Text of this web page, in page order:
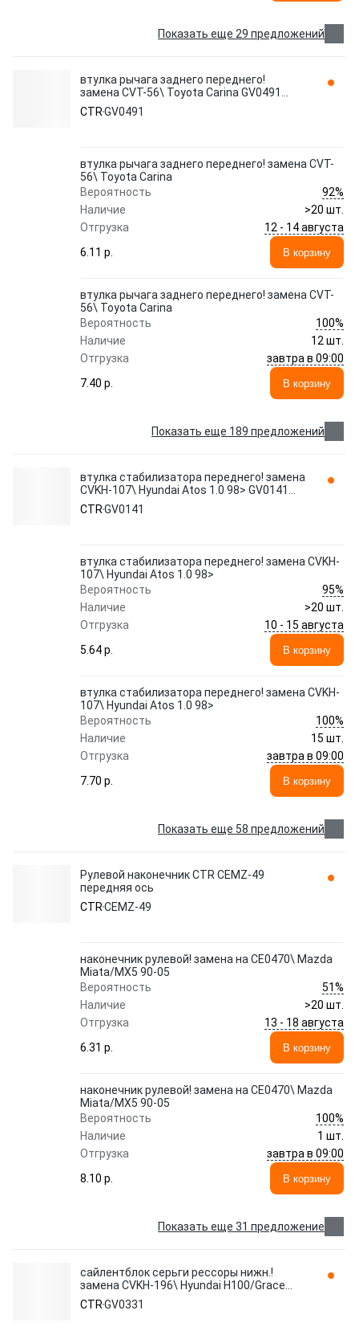
Показать еще 29 предложений
втулка рычага заднего переднего!
замена CVT-56\ Toyota Carina GV0491
CTR
CTRGV0491
втулка рычага заднего переднего! замена CVT-
56\ Toyota Carina
Вероятность
92%
Наличие
>20 шт.
Отгрузка
12 - 14 августа
6.11 p.
В корзину
втулка рычага заднего переднего! замена CVT-
56\ Toyota Carina
Вероятность
100%
Наличие
12 шт.
Отгрузка
завтра в 09:00
7.40 p.
В корзину
Показать еще 189 предложений
втулка стабилизатора переднего! замена
CVKH-107\ Hyundai Atos 1.0 98> GV0141
CTR
CTRGV0141
втулка стабилизатора переднего! замена CVKH-
107\ Hyundai Atos 1.0 98>
Вероятность
95%
Наличие
>20 шт.
Отгрузка
10 - 15 августа
5.64 p.
В корзину
втулка стабилизатора переднего! замена CVKH-
107\ Hyundai Atos 1.0 98>
Вероятность
100%
Наличие
15 шт.
Отгрузка
завтра в 09:00
7.70 p.
В корзину
Показать еще 58 предложений
Рулевой наконечник CTR CEMZ-49
передняя ось
CTRCEMZ-49
наконечник рулевой! замена на CE0470\ Mazda
Miata/MX5 90-05
Вероятность
51%
Наличие
>20 шт.
Отгрузка
13 - 18 августа
6.31 p.
В корзину
наконечник рулевой! замена на CE0470\ Mazda
Miata/MX5 90-05
Вероятность
100%
Наличие
1 шт.
Отгрузка
завтра в 09:00
8.10 p.
В корзину
Показать еще 31 предложение
сайлентблок серьги рессоры нижн.!
замена CVKH-196\ Hyundai H100/Grace
93>/Starex 96-00 GV0331 CTR
CTRGV0331